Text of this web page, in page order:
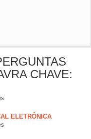
CHAVE:
ELETRÔNICA